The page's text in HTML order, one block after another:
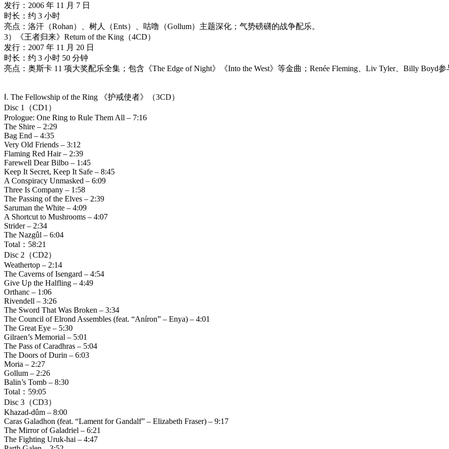
发行：2006 年 11 月 7 日
时长：约 3 小时
亮点：洛汗（Rohan）、树人（Ents）、咕噜（Gollum）主题深化；气势磅礴的战争配乐。
3）《王者归来》Return of the King（4CD）
发行：2007 年 11 月 20 日
时长：约 3 小时 50 分钟
亮点：奥斯卡 11 项大奖配乐全集；包含《The Edge of Night》《Into the West》等金曲；Renée Fleming、Liv Tyler、Billy Boyd参
Ⅰ. The Fellowship of the Ring 《护戒使者》（3CD）
Disc 1（CD1）
Prologue: One Ring to Rule Them All – 7:16
The Shire – 2:29
Bag End – 4:35
Very Old Friends – 3:12
Flaming Red Hair – 2:39
Farewell Dear Bilbo – 1:45
Keep It Secret, Keep It Safe – 8:45
A Conspiracy Unmasked – 6:09
Three Is Company – 1:58
The Passing of the Elves – 2:39
Saruman the White – 4:09
A Shortcut to Mushrooms – 4:07
Strider – 2:34
The Nazgûl – 6:04
Total：58:21
Disc 2（CD2）
Weathertop – 2:14
The Caverns of Isengard – 4:54
Give Up the Halfling – 4:49
Orthanc – 1:06
Rivendell – 3:26
The Sword That Was Broken – 3:34
The Council of Elrond Assembles (feat. “Aníron” – Enya) – 4:01
The Great Eye – 5:30
Gilraen’s Memorial – 5:01
The Pass of Caradhras – 5:04
The Doors of Durin – 6:03
Moria – 2:27
Gollum – 2:26
Balin’s Tomb – 8:30
Total：59:05
Disc 3（CD3）
Khazad-dûm – 8:00
Caras Galadhon (feat. “Lament for Gandalf” – Elizabeth Fraser) – 9:17
The Mirror of Galadriel – 6:21
The Fighting Uruk-hai – 4:47